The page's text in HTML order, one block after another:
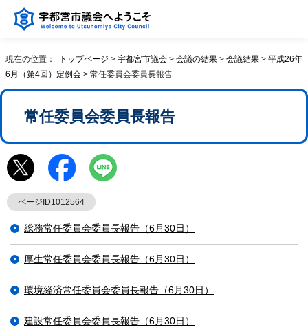
現在の位置： トップページ > 宇都宮市議会 > 会議の結果 > 会議結果 > 平成26年
6月（第4回）定例会 > 常任委員会委員長報告
常任委員会委員長報告
ページID1012564
総務常任委員会委員長報告（6月30日）
厚生常任委員会委員長報告（6月30日）
環境経済常任委員会委員長報告（6月30日）
建設常任委員会委員長報告（6月30日）